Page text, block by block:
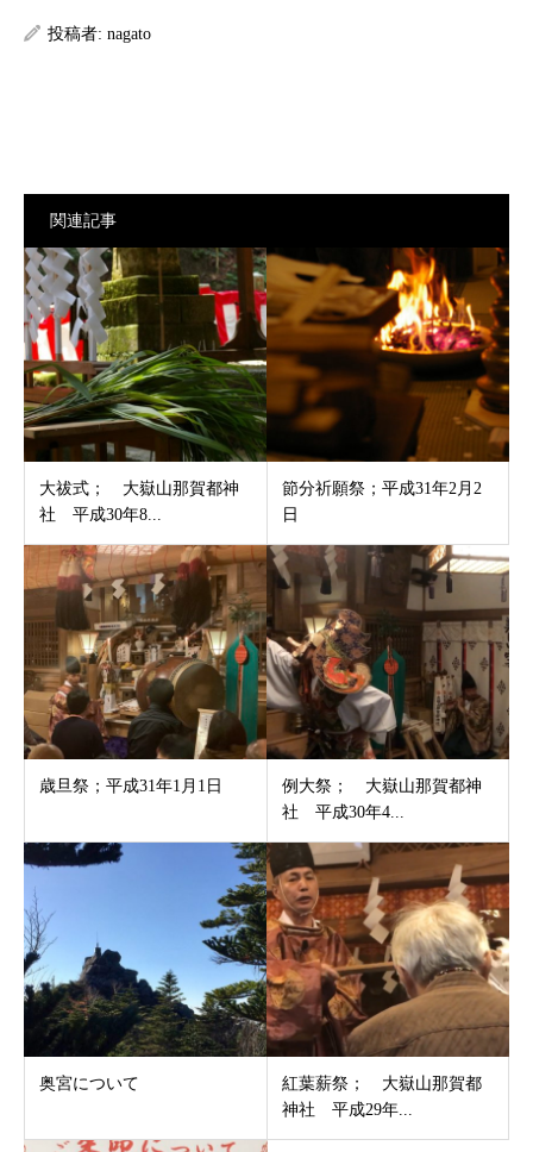
投稿者: nagato
関連記事
大祓式； 大嶽山那賀都神
社 平成30年8...
節分祈願祭；平成31年2月2
日
歳旦祭；平成31年1月1日
例大祭； 大嶽山那賀都神
社 平成30年4...
奥宮について
紅葉薪祭； 大嶽山那賀都
神社 平成29年...